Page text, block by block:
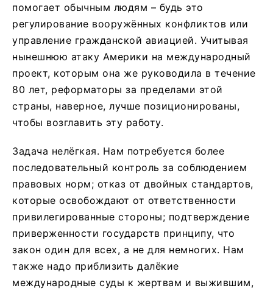
помогает обычным людям – будь это
регулирование вооружённых конфликтов или
управление гражданской авиацией. Учитывая
нынешнюю атаку Америки на международный
проект, которым она же руководила в течение
80 лет, реформаторы за пределами этой
страны, наверное, лучше позиционированы,
чтобы возглавить эту работу.
Задача нелёгкая. Нам потребуется более
последовательный контроль за соблюдением
правовых норм; отказ от двойных стандартов,
которые освобождают от ответственности
привилегированные стороны; подтверждение
приверженности государств принципу, что
закон один для всех, а не для немногих. Нам
также надо приблизить далёкие
международные суды к жертвам и выжившим,